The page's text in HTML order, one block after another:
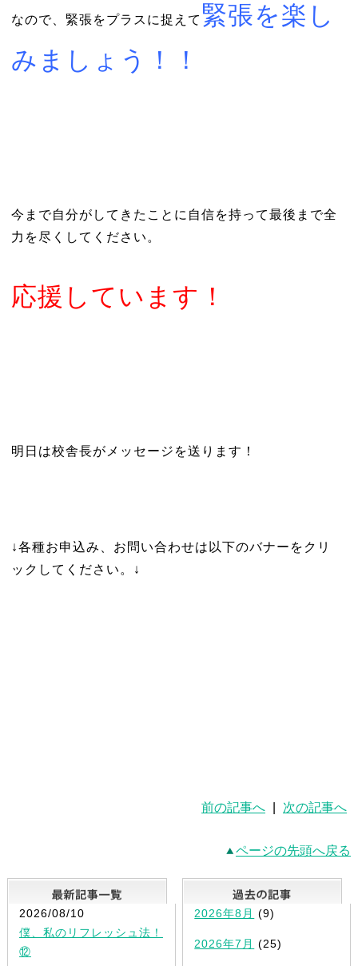
なので、緊張をプラスに捉えて 緊張を楽し
みましょう！！
今まで自分がしてきたことに自信を持って最後まで全
力を尽くしてください。
応援しています！
明日は校舎長がメッセージを送ります！
↓各種お申込み、お問い合わせは以下のバナーをクリ
ックしてください。↓
前の記事へ 次の記事へ
ページの先頭へ戻る
最新記事一覧
2026/08/10
僕、私のリフレッシュ法！
⑫
2026年8月 (9)
2026年7月 (25)